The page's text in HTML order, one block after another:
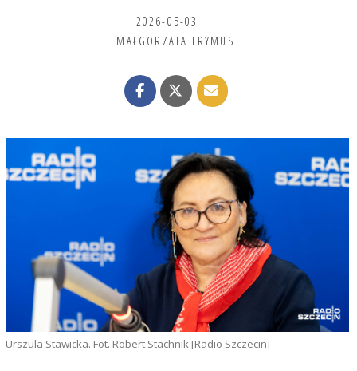
2026-05-03
MAŁGORZATA FRYMUS
Urszula Stawicka. Fot. Robert Stachnik [Radio Szczecin]